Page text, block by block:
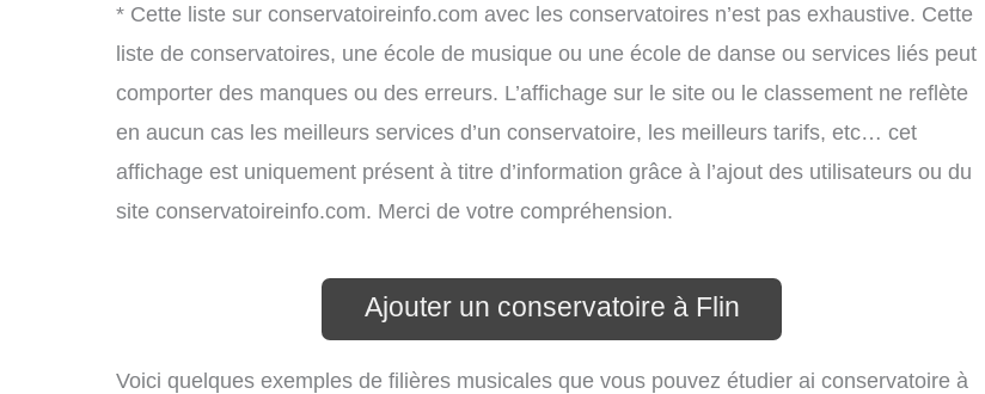
* Cette liste sur conservatoireinfo.com avec les conservatoires n’est pas exhaustive. Cette
liste de conservatoires, une école de musique ou une école de danse ou services liés peut
comporter des manques ou des erreurs. L’affichage sur le site ou le classement ne reflète
en aucun cas les meilleurs services d’un conservatoire, les meilleurs tarifs, etc… cet
affichage est uniquement présent à titre d’information grâce à l’ajout des utilisateurs ou du
site conservatoireinfo.com. Merci de votre compréhension.
Ajouter un conservatoire à Flin
Voici quelques exemples de filières musicales que vous pouvez étudier ai conservatoire à